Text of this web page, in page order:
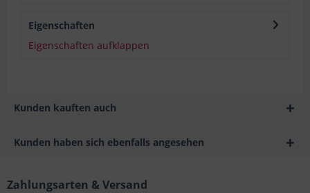
Eigenschaften
Eigenschaften aufklappen
Kunden kauften auch
Kunden haben sich ebenfalls angesehen
Zahlungsarten & Versand